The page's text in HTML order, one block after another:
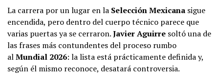
La carrera por un lugar en la Selección Mexicana sigue
encendida, pero dentro del cuerpo técnico parece que
varias puertas ya se cerraron.Javier Aguirre soltó una de
las frases más contundentes del proceso rumbo
alMundial 2026: la lista está prácticamente definida y,
según él mismo reconoce, desatará controversia.